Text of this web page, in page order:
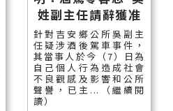
姓副主任請辭獲准
針對吉安鄉公所吳副主
任疑涉酒後駕車事件，
其當事人於今（7）日為
自己個人行為造成社會
不良觀感及影響和公所
聲譽，已主...（繼續閱
讀）